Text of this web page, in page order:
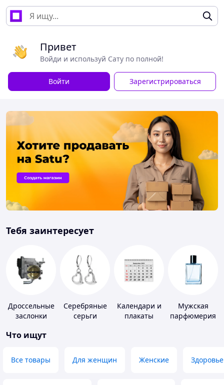
Привет
Войди и используй Сату по полной!
Войти Зарегистрироваться
Тебя заинтересует
Дроссельные
заслонки
Серебряные
серьги
Календари и
плакаты
Мужская
парфюмерия
Что ищут
Все товары Для женщин Женские Здоровье